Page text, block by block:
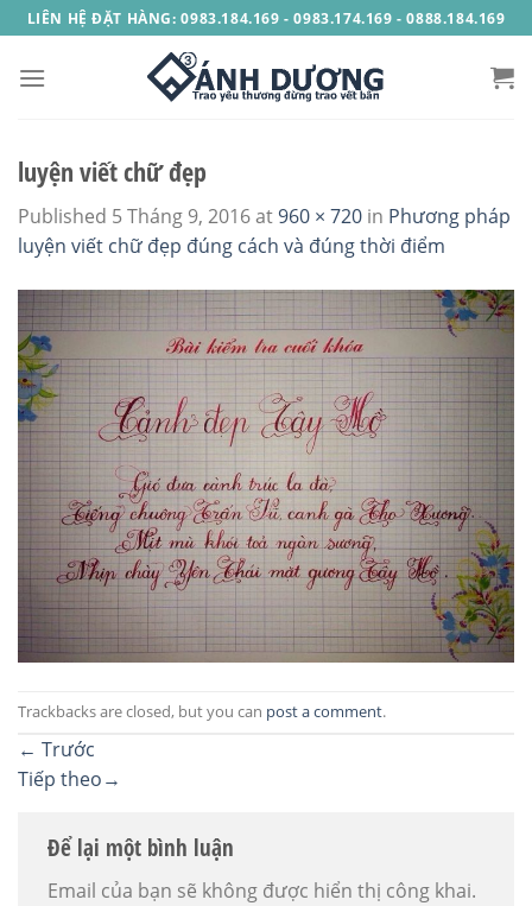
Skip
to
content
LIÊN HỆ ĐẶT HÀNG: 0983.184.169 - 0983.174.169 - 0888.184.169
luyện viết chữ đẹp
Published 5 Tháng 9, 2016at960 × 720 in Phương pháp
luyện viết chữ đẹp đúng cách và đúng thời điểm
Trackbacks are closed, but you can post a comment.
← Trước
Tiếp theo→
Để lại một bình luận
Email của bạn sẽ không được hiển thị công khai.